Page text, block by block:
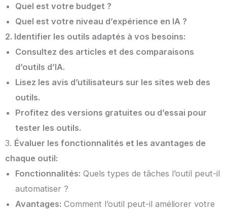
Quel est votre budget ?
Quel est votre niveau d’expérience en IA ?
2. Identifier les outils adaptés à vos besoins:
Consultez des articles et des comparaisons
d’outils d’IA.
Lisez les avis d’utilisateurs sur les sites web des
outils.
Profitez des versions gratuites ou d’essai pour
tester les outils.
3. Évaluer les fonctionnalités et les avantages de
chaque outil:
Fonctionnalités: Quels types de tâches l’outil peut-il
automatiser ?
Avantages: Comment l’outil peut-il améliorer votre